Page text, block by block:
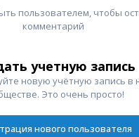
пользователем, чтобы
комментарий
учетную запись
новую учётную запись в
Это очень просто!
нового пользователя